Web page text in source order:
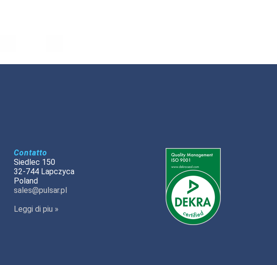
Contatto
Siedlec 150
32-744 Lapczyca
Poland
sales@pulsar.pl
Leggi di piu »